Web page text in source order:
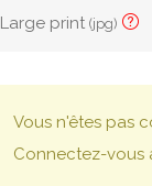
Large print(jpg)
Vous n'êtes pas
Connectez-vous